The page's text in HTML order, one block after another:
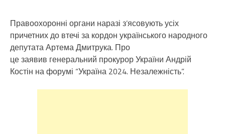
Правоохоронні органи наразі з’ясовують усіх
причетних до втечі за кордон українського народного
депутата Артема Дмитрука. Про
це заявив генеральний прокурор України Андрій
Костін на форумі “Україна 2024. Незалежність”.